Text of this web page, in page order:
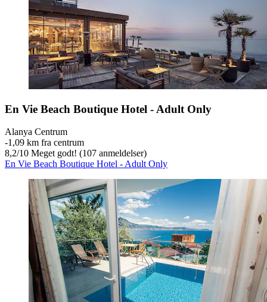
En Vie Beach Boutique Hotel - Adult Only
Alanya Centrum
‐1,09 km fra centrum
8,2/10 Meget godt! (107 anmeldelser)
En Vie Beach Boutique Hotel - Adult Only